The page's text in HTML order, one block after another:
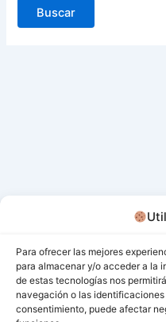
Para ofrecer las mejores
para almacenar y/o acceder a la
de estas tecnologías nos
navegación o las
consentimiento, puede afectar